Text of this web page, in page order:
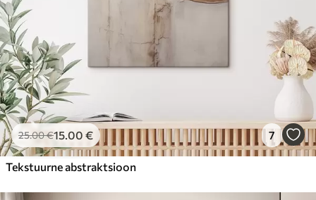
25.00€15.00 € 7
Tekstuurne abstraktsioon